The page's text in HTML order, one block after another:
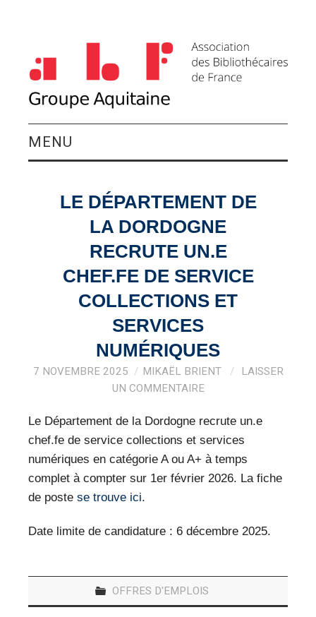
MENU
ACTIVITÉS DU
GROUPE
AGENDA
VEILLE PRO
RESSOURCES
OFFRES D’EMPLOIS
LE DÉPARTEMENT DE
LA DORDOGNE
RECRUTE UN.E
CHEF.FE DE SERVICE
COLLECTIONS ET
SERVICES
NUMÉRIQUES
7 NOVEMBRE 2025 MIKAËL BRIENT
LAISSER
UN COMMENTAIRE
Le Département de la Dordogne recrute un.e
chef.fe de service collections et services
numériques en catégorie A ou A+ à temps
complet à compter sur 1er février 2026. La fiche
de postese trouve ici.
Date limite de candidature : 6 décembre 2025.
OFFRES D'EMPLOIS